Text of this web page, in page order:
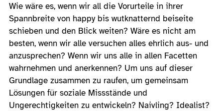
Wie wäre es, wenn wir all die Vorurteile in ihrer
Spannbreite von happy bis wutknatternd beiseite
schieben und den Blick weiten? Wäre es nicht am
besten, wenn wir alle versuchen alles ehrlich aus- und
anzusprechen? Wenn wir uns alle in allen Facetten
wahrnehmen und anerkennen? Um uns auf dieser
Grundlage zusammen zu raufen, um gemeinsam
Lösungen für soziale Missstände und
Ungerechtigkeiten zu entwickeln? Naivling? Idealist?